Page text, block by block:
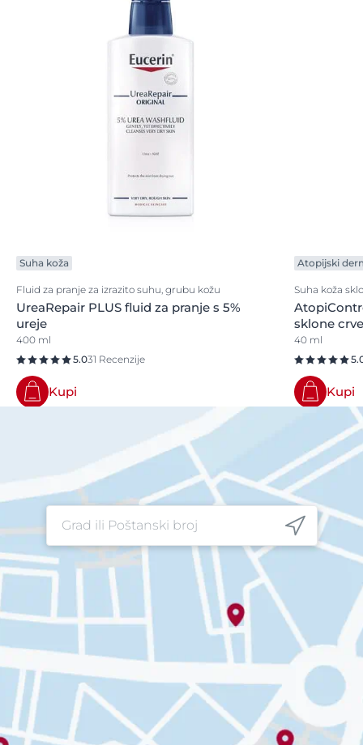
Suha koža
Fluid za pranje za izrazito suhu, grubu kožu
UreaRepair PLUS fluid za pranje s 5%
ureje
400 ml
5.031 Recenzije
Kupi
Atopijski
Suha koža
sklone
40 ml
Kupi